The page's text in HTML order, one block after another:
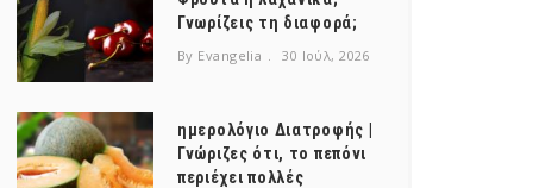
Γνωρίζεις τη διαφορά;
By Evangelia 30 Ιούλ, 2026
ημερολόγιο Διατροφής |
Γνώριζες ότι, το πεπόνι
περιέχει πολλές